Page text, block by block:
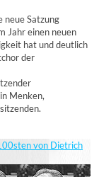
neue Satzung
Jahr einen neuen
hat und deutlich
der
Menken,
von Dietrich